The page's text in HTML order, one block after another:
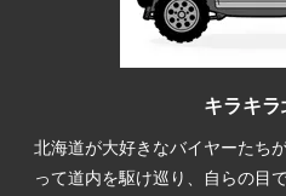
キラキ
北海道が大好きなバイヤーたち
って道内を駆け巡り、自らの目